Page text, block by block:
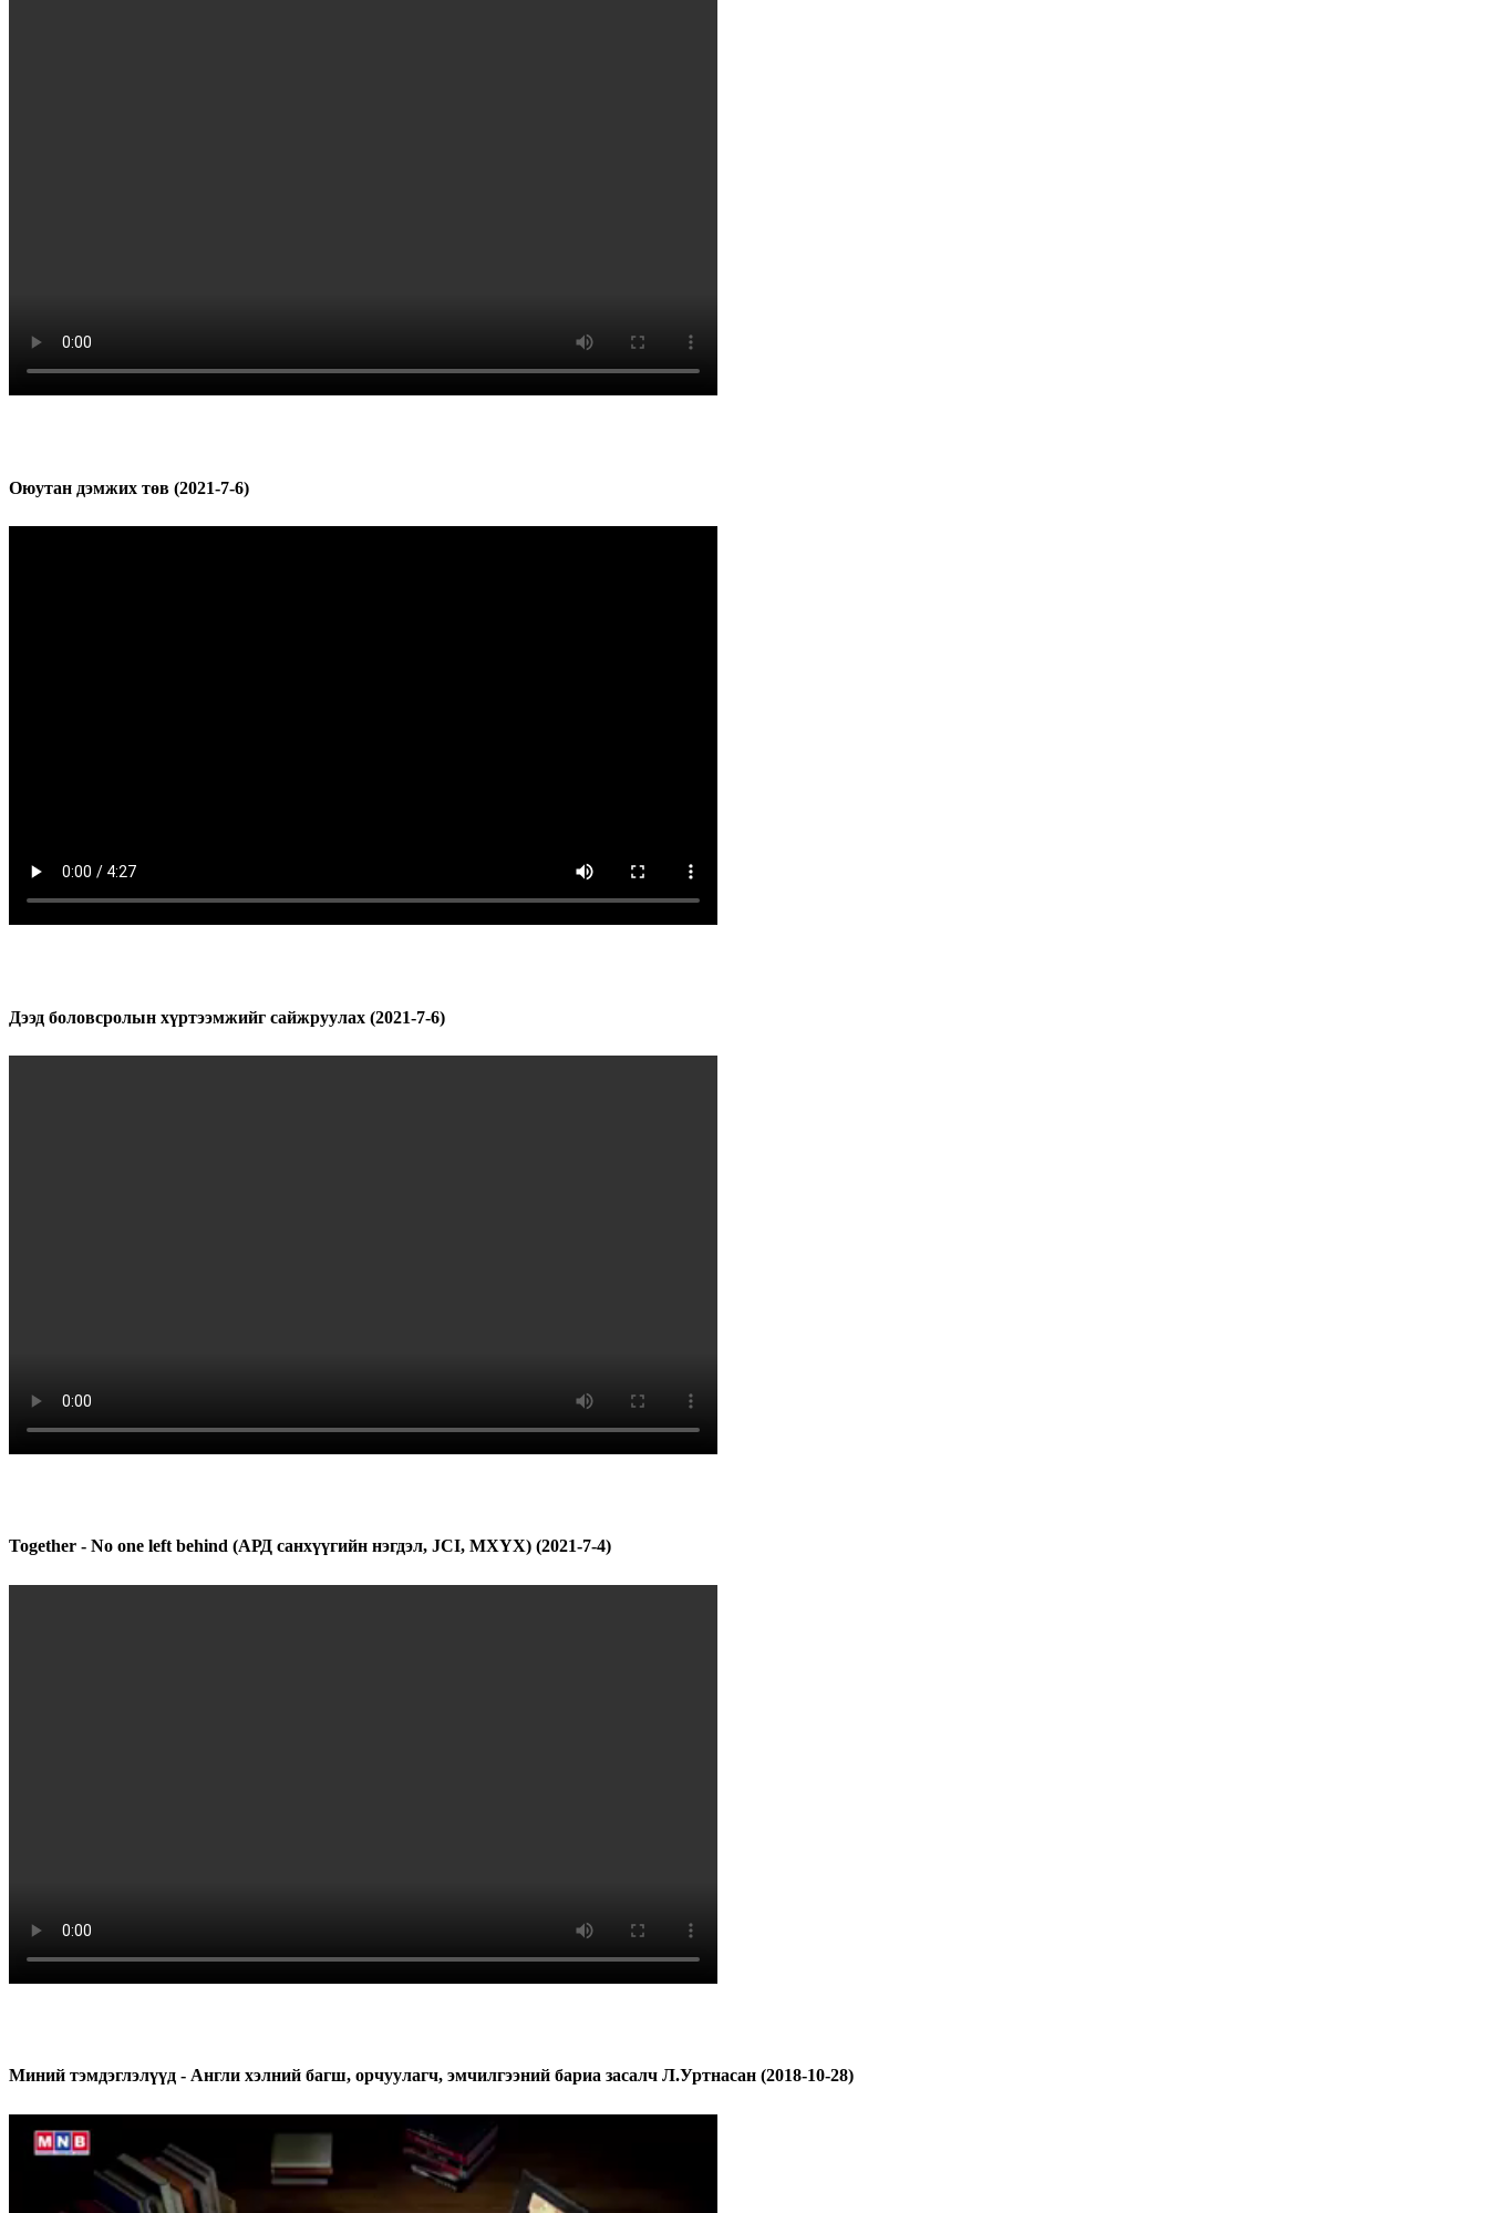
Оюутан дэмжих төв (2021-7-6)
Дээд боловсролын хүртээмжийг сайжруулах (2021-7-6)
Together - No one left behind (АРД санхүүгийн нэгдэл, JCI, МХҮХ) (2021-7-4)
Миний тэмдэглэлүүд - Англи хэлний багш, орчуулагч, эмчилгээний бариа засалч Л.Уртнасан (2018-10-28)